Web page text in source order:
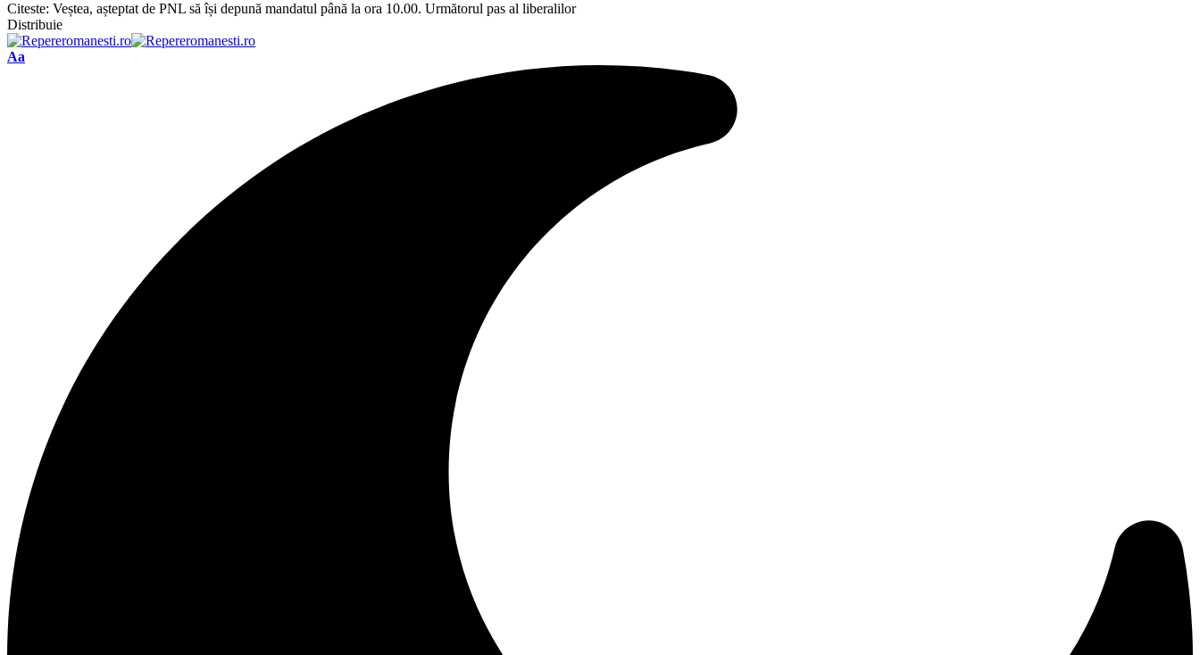
Citeste: Veștea, așteptat de PNL să își depună mandatul până la ora 10.00. Următorul pas al liberalilor
Distribuie
Font
Aa